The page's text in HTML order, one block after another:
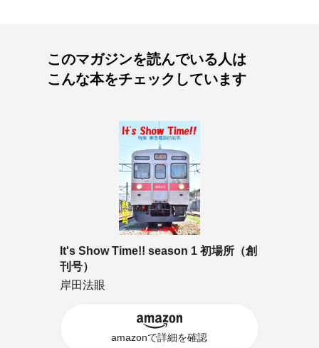
このマガジンを読んでいる人は
こんな本をチェックしています
It's Show Time!! season 1 初場所（創
刊号）
岸田法眼
amazonで詳細を確認